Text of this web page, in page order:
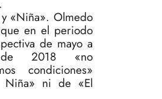
«Niña». Olmedo
en el periodo
de mayo a
2018 «no
condiciones»
Niña» ni de «El